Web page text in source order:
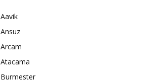
Aavik
Ansuz
Arcam
Atacama
Burmester